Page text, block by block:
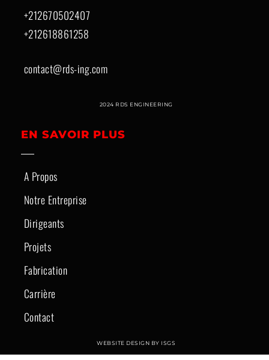
+212670502407
+212618861258
contact@rds-ing.com
2024 RDS ENGINEERING
EN SAVOIR PLUS
A Propos
Notre Entreprise
Dirigeants
Projets
Fabrication
Carrière
Contact
WEBSITE DESIGN BY ISGS